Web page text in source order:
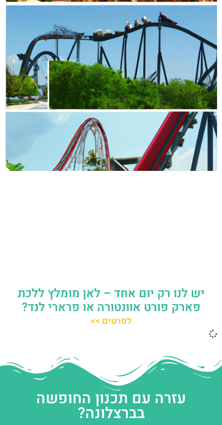
יש לנו רק יום אחד – לאן מומלץ ללכת
פארק פורט אוונטורה או פרארי לנד?
לפרטים >>
עזרה עם תכנון החופשה
בברצלונה?